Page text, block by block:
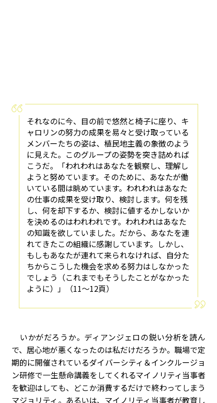
それなのに今、目の前で悠然と椅子に座り、キ
ャロリンの努力の成果を易々と受け取っている
メンバーたちの姿は、植民地主義の象徴のよう
に見えた。このグループの姿勢を突き詰めれば
こうだ。「われわれはあなたを観察し、理解し
ようと努めています。そのために、あなたが働
いている間は眺めています。われわれはあなた
の仕事の成果を受け取り、検討します。何を残
し、何を却下するか、検討に値するかしないか
を決めるのはわれわれです。われわれはあなた
の知識を欲していました。だから、あなたを連
れてきたこの組織に感謝しています。しかし、
もしもあなたが連れて来られなければ、自分た
ちからこうした機会を求める努力はしなかった
でしょう（これまでもそうしたことがなかった
ように）」（11～12頁）
いかがだろうか。ディアンジェロの鋭い分析を読ん
で、居心地が悪くなったのは私だけだろうか。職場で定
期的に開催されているダイバーシティ＆インクルージョ
ン研修で一生懸命講義をしてくれるマイノリティ当事者
を歓迎はしても、どこか消費するだけで終わってしまう
マジョリティ。あるいは、マイノリティ当事者が教育し